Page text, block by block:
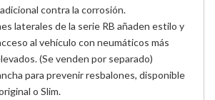
contra la corrosión.
laterales de la serie RB añaden estilo y
al vehículo con neumáticos más
(Se venden por separado)
para prevenir resbalones, disponible
o Slim.